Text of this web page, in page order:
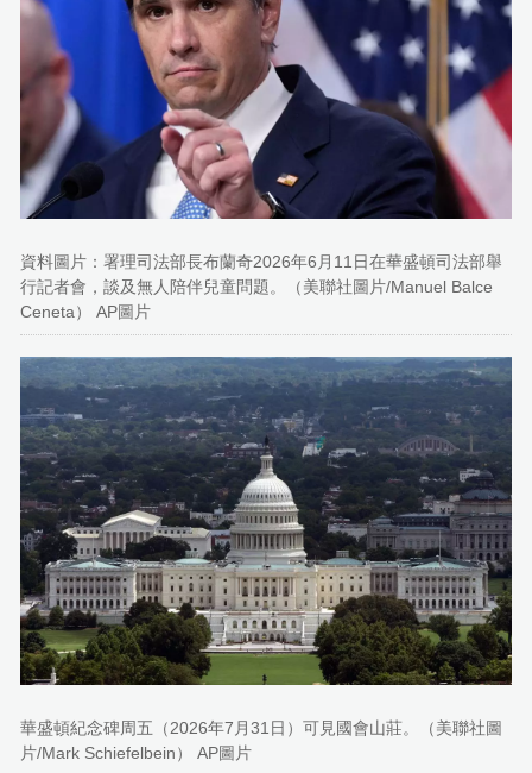
資料圖片：署理司法部長布蘭奇2026年6月11日在華盛頓司法部舉
行記者會，談及無人陪伴兒童問題。（美聯社圖片/Manuel Balce
Ceneta） AP圖片
華盛頓紀念碑周五（2026年7月31日）可見國會山莊。（美聯社圖
片/Mark Schiefelbein） AP圖片